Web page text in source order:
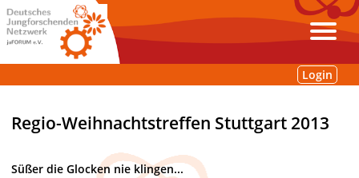
Login
Regio-Weihnachtstreffen Stuttgart 2013
Süßer die Glocken nie klingen...